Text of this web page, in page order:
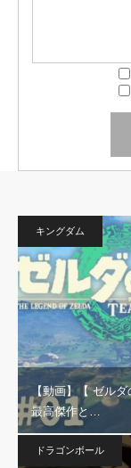
キングダム
【動画】【 ゼル
最高傑作と…
ドラゴンボール